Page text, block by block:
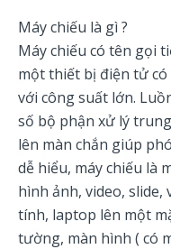
Máy chiếu là gì ?
Máy chiếu có tên gọi
một thiết bị điện tử
với công suất lớn.
số bộ phận xử lý
lên màn chắn giúp
dễ hiểu, máy chiếu là
hình ảnh, video,
tính, laptop lên một
tường, màn hình ( có